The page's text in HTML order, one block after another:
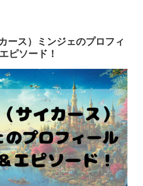
ース）ミンジェのプロフィ
ピソード！